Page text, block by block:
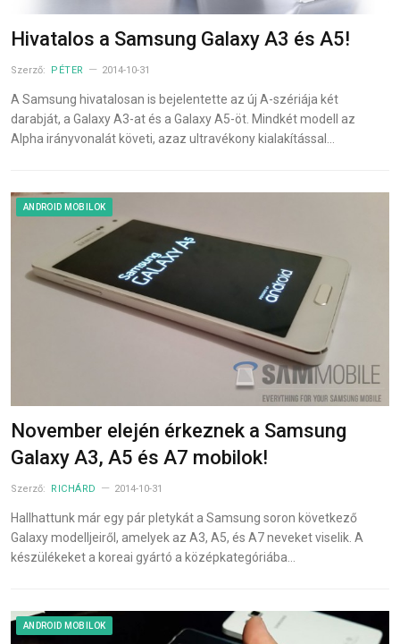
Hivatalos a Samsung Galaxy A3 és A5!
Szerző: PÉTER 2014-10-31
A Samsung hivatalosan is bejelentette az új A-szériája két
darabját, a Galaxy A3-at és a Galaxy A5-öt. Mindkét modell az
Alpha irányvonalát követi, azaz ultravékony kialakítással…
ANDROID MOBILOK
November elején érkeznek a Samsung
Galaxy A3, A5 és A7 mobilok!
Szerző: RICHÁRD 2014-10-31
Hallhattunk már egy pár pletykát a Samsung soron következő
Galaxy modelljeiről, amelyek az A3, A5, és A7 neveket viselik. A
készülékeket a koreai gyártó a középkategóriába…
ANDROID MOBILOK